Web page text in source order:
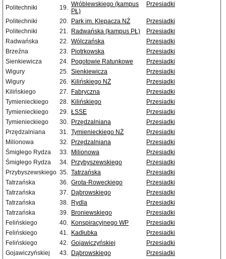
Politechniki
19. Wróblewskiego (kampus
PŁ)
Przesiadki
Politechniki 20. Park im. Klepacza NŻ
Przesiadki
Politechniki
21. Radwańska (kampus PŁ)
Przesiadki
Radwańska
22. Wólczańska
Przesiadki
Brzeźna
23. Piotrkowska
Przesiadki
Sienkiewicza
24. Pogotowie Ratunkowe
Przesiadki
Wigury
25. Sienkiewicza
Przesiadki
Wigury
26. Kilińskiego NŻ
Przesiadki
Kilińskiego
27. Fabryczna
Przesiadki
Tymienieckiego
28. Kilińskiego
Przesiadki
Tymienieckiego
29. ŁSSE
Przesiadki
Tymienieckiego
30. Przędzalniana
Przesiadki
Przędzalniana
31. Tymienieckiego NŻ
Przesiadki
Milionowa
32. Przędzalniana
Przesiadki
Śmigłego Rydza
33. Milionowa
Przesiadki
Śmigłego Rydza
34. Przybyszewskiego
Przesiadki
Przybyszewskiego 35. Tatrzańska
Przesiadki
Tatrzańska
36. Grota-Roweckiego
Przesiadki
Tatrzańska
37. Dąbrowskiego
Przesiadki
Tatrzańska
38. Rydla
Przesiadki
Tatrzańska
39. Broniewskiego
Przesiadki
Felińskiego
40. Konspiracyjnego WP
Przesiadki
Felińskiego
41. Kadłubka
Przesiadki
Felińskiego
42. Gojawiczyńskiej
Przesiadki
Gojawiczyńskiej
43. Dąbrowskiego
Przesiadki